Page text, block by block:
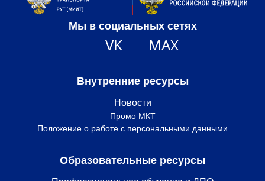
Мы в социальных сетях
VK MAX
Внутренние ресурсы
Новости
Промо МКТ
Положение о работе с персональными данными
Образовательные ресурсы